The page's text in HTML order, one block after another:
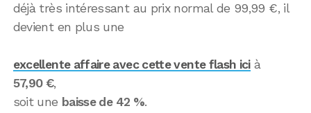
déjà très intéressant au prix normal de 99,99 €, il
devient en plus une
excellente affaire avec cette vente flash icià
57,90 €,
soit une baisse de 42 %.